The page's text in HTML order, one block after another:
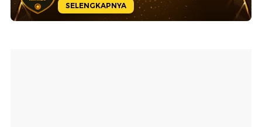
SELENGKAPNYA